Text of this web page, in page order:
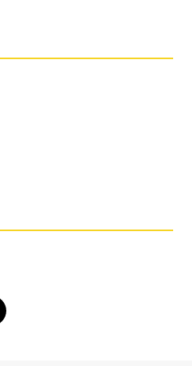
client SIG.
pas optimisé pour une